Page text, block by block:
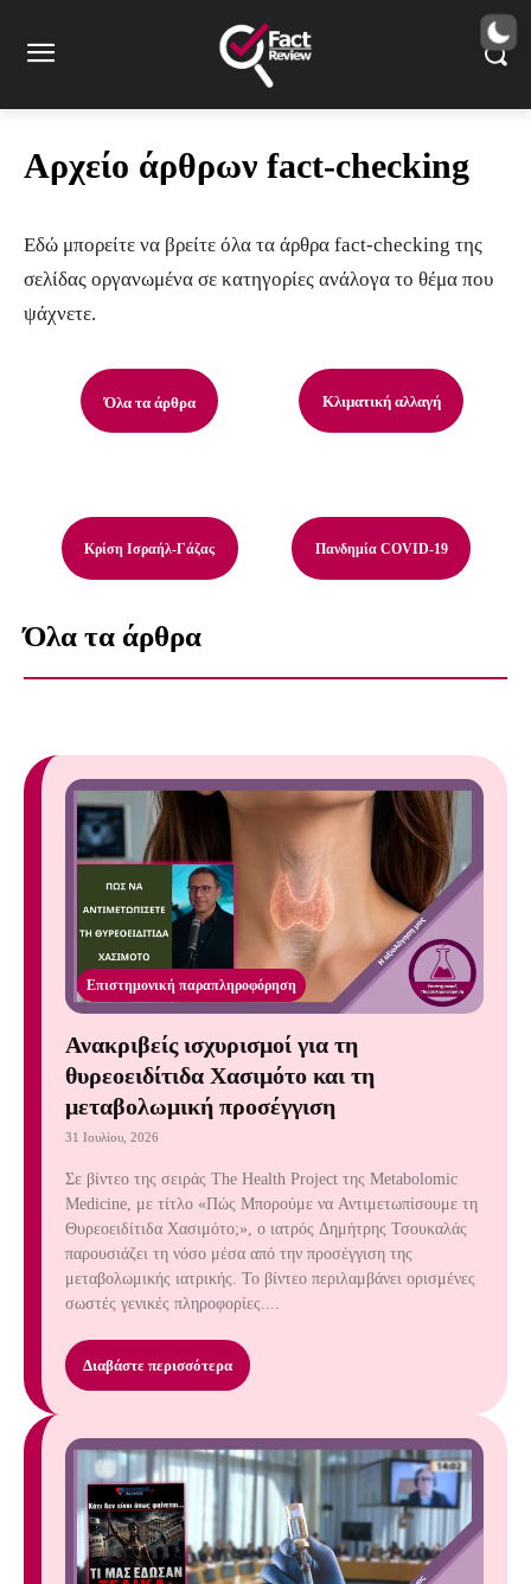
Αρχείο άρθρων fact-checking
Εδώ μπορείτε να βρείτε όλα τα άρθρα fact-checking της
σελίδας οργανωμένα σε κατηγορίες ανάλογα το θέμα που
ψάχνετε.
Όλα τα άρθρα Κλιματική αλλαγή
Κρίση Ισραήλ-Γάζας Πανδημία COVID-19
Όλα τα άρθρα
Επιστημονική παραπληροφόρηση
Ανακριβείς ισχυρισμοί για τη
θυρεοειδίτιδα Χασιμότο και τη
μεταβολωμική προσέγγιση
31 Ιουλίου, 2026
Σε βίντεο της σειράς The Health Project της Metabolomic
Medicine, με τίτλο «Πώς Μπορούμε να Αντιμετωπίσουμε τη
Θυρεοειδίτιδα Χασιμότο;», ο ιατρός Δημήτρης Τσουκαλάς
παρουσιάζει τη νόσο μέσα από την προσέγγιση της
μεταβολωμικής ιατρικής. Το βίντεο περιλαμβάνει ορισμένες
σωστές γενικές πληροφορίες....
Διαβάστε περισσότερα